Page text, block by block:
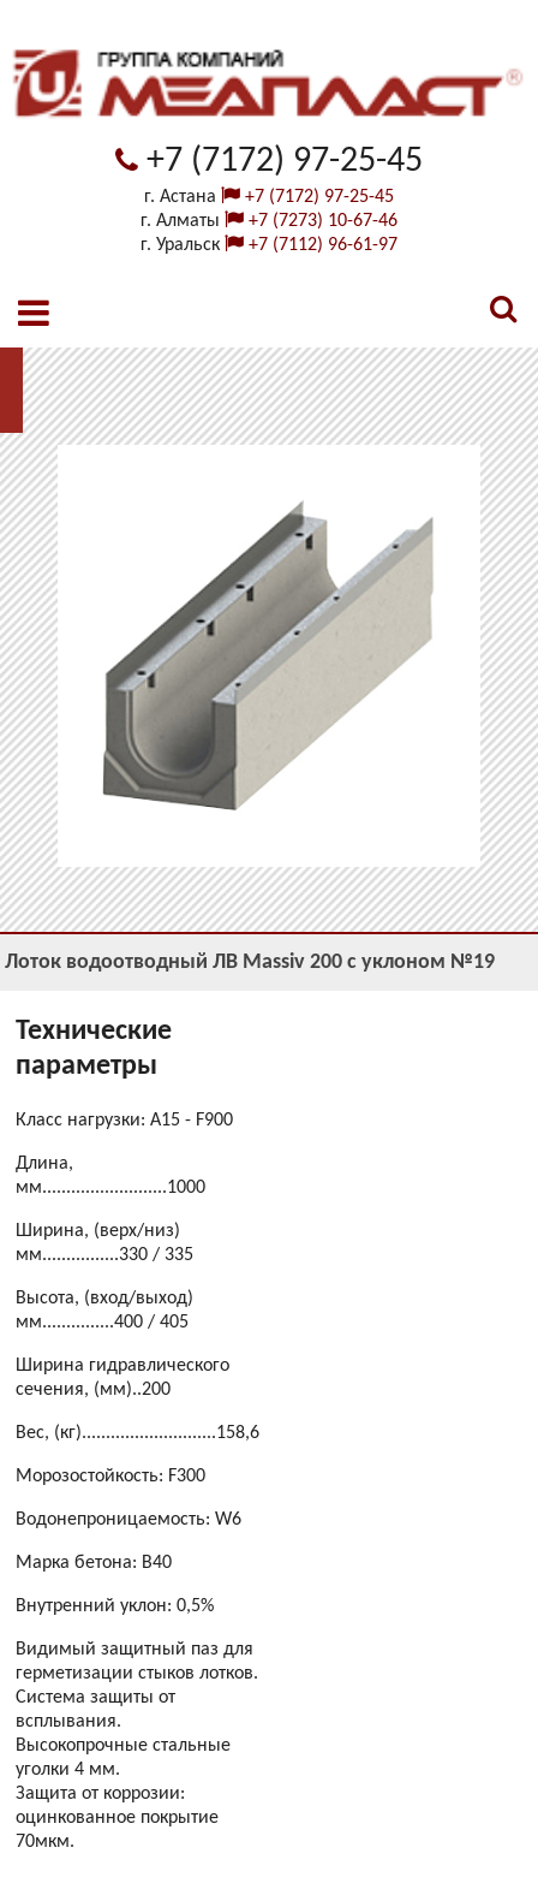
+7 (7172) 97-25-45
г. Астана
+7 (7172) 97-25-45
г. Алматы
+7 (7273) 10-67-46
г. Уральск
+7 (7112) 96-61-97
Лоток водоотводный ЛВ Massiv 200 с уклоном №19
Технические
параметры
Класс нагрузки: A15 - F900
Длина,
мм..........................1000
Ширина, (верх/низ)
мм................330 / 335
Высота, (вход/выход)
мм...............400 / 405
Ширина гидравлического
сечения, (мм)..200
Вес, (кг)............................158,6
Морозостойкость: F300
Водонепроницаемость: W6
Марка бетона: B40
Внутренний уклон: 0,5%
Видимый защитный паз для
герметизации стыков лотков.
Система защиты от
всплывания.
Высокопрочные стальные
уголки 4 мм.
Защита от коррозии:
оцинкованное покрытие
70мкм.